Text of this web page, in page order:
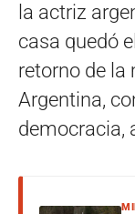
la actriz
casa quedó
retorno de la
Argentina,
democracia,